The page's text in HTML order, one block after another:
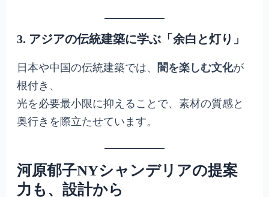
3. アジアの伝統建築に学ぶ「余白と灯り」
日本や中国の伝統建築では、 闇を楽しむ文化が
根付き、
光を必要最小限に抑えることで、素材の質感と
奥行きを際立たせています。
河原郁子NYシャンデリアの提案
力も、設計から